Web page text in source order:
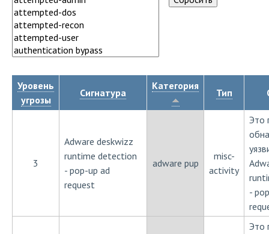
Уровень
угрозы
Сигнатура
Категория
Тип
3
Adware deskwizz
runtime detection
- pop-up ad
request
adware pup
misc-
activity
Это
-
Это